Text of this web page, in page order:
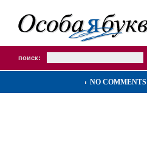
поиск:
NO COMMENTS